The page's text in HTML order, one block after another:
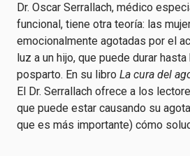
Dr. Oscar Serrallach, médico
funcional, tiene otra teoría: las
emocionalmente agotadas por el
luz a un hijo, que puede durar
posparto. En su libro La cura del
El Dr. Serrallach ofrece a los
que puede estar causando su
que es más importante) cómo